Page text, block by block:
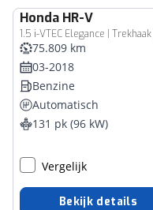
Honda HR-V
75.809 km
03-2018
Benzine
Automatisch
131 pk (96 kW)
Vergelijk
Bekijk details